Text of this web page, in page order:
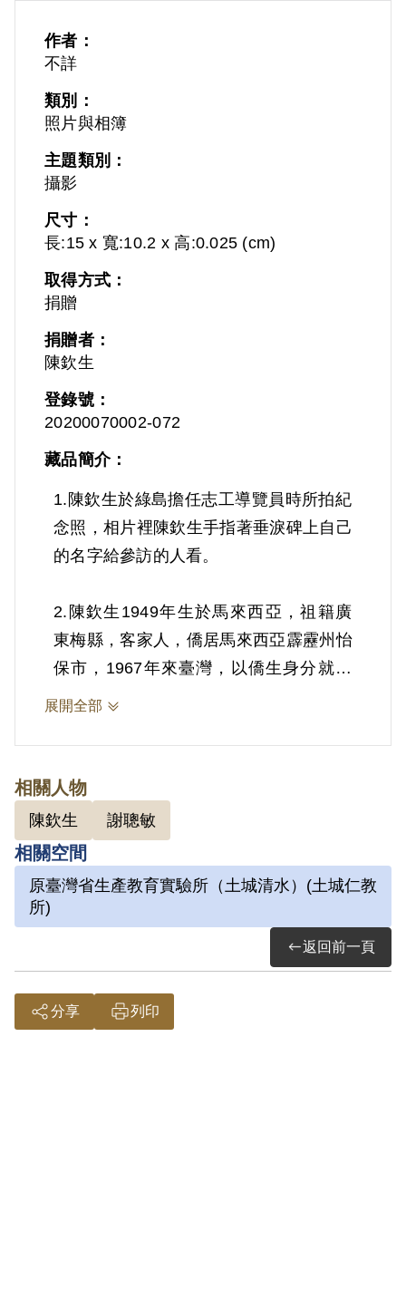
作者：
不詳
類別：
照片與相簿
主題類別：
攝影
尺寸：
長:15 x 寬:10.2 x 高:0.025 (cm)
取得方式：
捐贈
捐贈者：
陳欽生
登錄號：
20200070002-072
藏品簡介：
1.陳欽生於綠島擔任志工導覽員時所拍紀
念照，相片裡陳欽生手指著垂淚碑上自己
的名字給參訪的人看。
2.陳欽生1949年生於馬來西亞，祖籍廣
東梅縣，客家人，僑居馬來西亞霹靂州怡
保市，1967年來臺灣，以僑生身分就讀
成功大學化工系。求學期間，因1971年
扛起後，警總轉以共產黨罪名起訴陳欽
生，後遭判有期徒刑十二年。前後曾關押
於景美看守所、綠島、土城仁教所等地。
1983年出獄後因無法獲得護照與身分
證，求職困難，經歷過一段困頓的時期，
照後，在臺灣工作才較上軌道，後從事貿
易工作。
展開全部
相關人物
陳欽生 謝聰敏
相關空間
原臺灣省生產教育實驗所（土城清水）(土城仁教
所)
返回前一頁
分享 列印